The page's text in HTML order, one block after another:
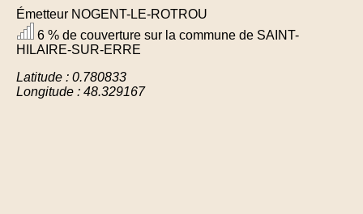
Émetteur NOGENT-LE-ROTROU
6 % de couverture sur la commune de SAINT-
HILAIRE-SUR-ERRE
Latitude : 0.780833
Longitude : 48.329167